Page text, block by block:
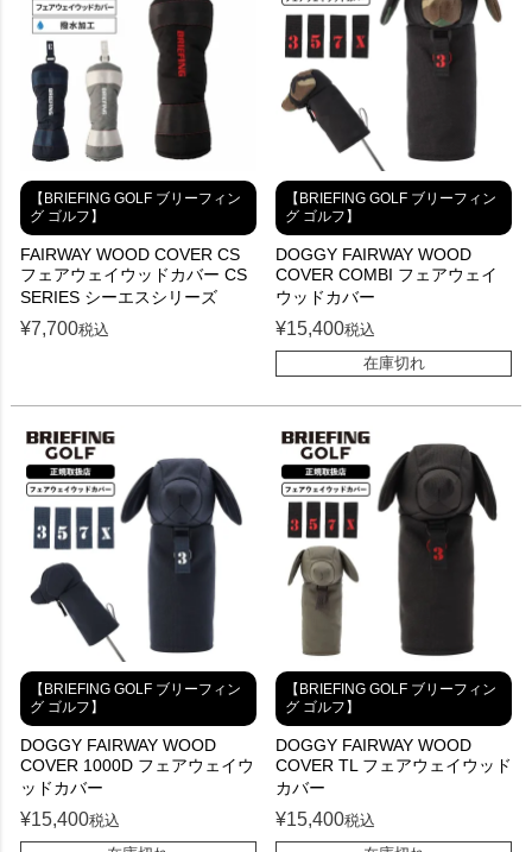
【BRIEFING GOLF ブリーフィン
グ ゴルフ】
FAIRWAY WOOD COVER CS
フェアウェイウッドカバー CS
SERIES シーエスシリーズ
¥7,700税込
【BRIEFING GOLF ブリーフィン
グ ゴルフ】
DOGGY FAIRWAY WOOD
COVER COMBI フェアウェイ
ウッドカバー
¥15,400税込
在庫切れ
【BRIEFING GOLF ブリーフィン
グ ゴルフ】
DOGGY FAIRWAY WOOD
COVER 1000D フェアウェイウ
ッドカバー
¥15,400税込
【BRIEFING GOLF ブリーフィン
グ ゴルフ】
DOGGY FAIRWAY WOOD
COVER TL フェアウェイウッド
カバー
¥15,400税込